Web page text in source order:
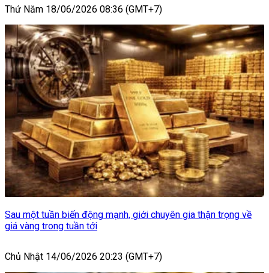
Thứ Năm 18/06/2026 08:36 (GMT+7)
Sau một tuần biến động mạnh, giới chuyên gia thận trọng về
giá vàng trong tuần tới
Chủ Nhật 14/06/2026 20:23 (GMT+7)